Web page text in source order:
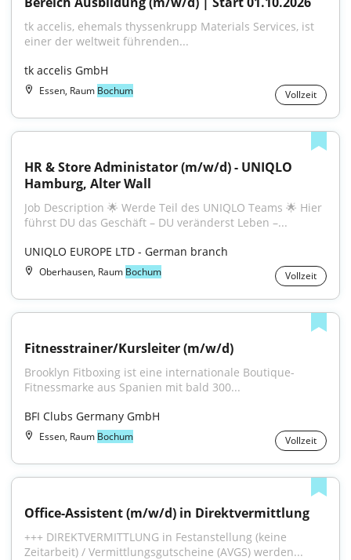
tk accelis, ehemals thyssenkrupp Materials Services, ist
einer der weltweit führenden...
tk accelis GmbH
Essen, Raum Bochum Vollzeit
HR & Store Administator (m/w/d) - UNIQLO
Hamburg, Alter Wall
Job Description 🌟 Werde Teil des UNIQLO Teams 🌟 Hier
führst DU das Geschäft – DU veränderst Leben –...
UNIQLO EUROPE LTD - German branch
Oberhausen, Raum Bochum Vollzeit
Fitnesstrainer/Kursleiter (m/w/d)
Brooklyn Fitboxing ist eine internationale Boutique-
Fitnessmarke aus Spanien mit bald 300...
BFI Clubs Germany GmbH
Essen, Raum Bochum Vollzeit
Office-Assistent (m/w/d) in Direktvermittlung
+++ DIREKTVERMITTLUNG in Festanstellung (keine
Zeitarbeit) / Vermittlungsgutscheine (AVGS) werden...